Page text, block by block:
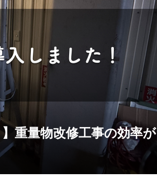
重量物改修工事の効率が